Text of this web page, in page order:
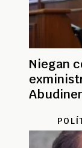
Niegan